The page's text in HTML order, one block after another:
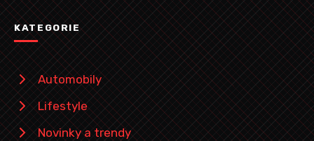
KATEGORIE
Automobily
Lifestyle
Novinky a trendy